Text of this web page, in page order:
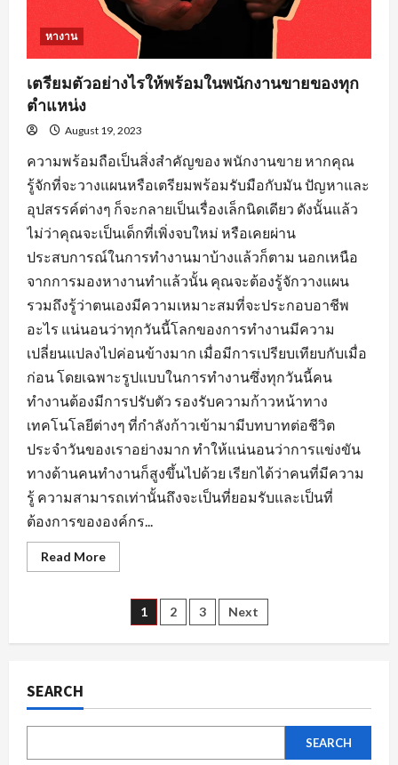
หางาน
เตรียมตัวอย่างไรให้พร้อมในพนักงานขายของทุก
ตำแหน่ง
August 19, 2023
ความพร้อมถือเป็นสิ่งสำคัญของ พนักงานขาย หากคุณ
รู้จักที่จะวางแผนหรือเตรียมพร้อมรับมือกับมัน ปัญหาและ
อุปสรรค์ต่างๆ ก็จะกลายเป็นเรื่องเล็กนิดเดียว ดังนั้นแล้ว
ไม่ว่าคุณจะเป็นเด็กที่เพิ่งจบใหม่ หรือเคยผ่าน
ประสบการณ์ในการทำงานมาบ้างแล้วก็ตาม นอกเหนือ
จากการมองหางานทำแล้วนั้น คุณจะต้องรู้จักวางแผน
รวมถึงรู้ว่าตนเองมีความเหมาะสมที่จะประกอบอาชีพ
อะไร แน่นอนว่าทุกวันนี้โลกของการทำงานมีความ
เปลี่ยนแปลงไปค่อนข้างมาก เมื่อมีการเปรียบเทียบกับเมื่อ
ก่อน โดยเฉพาะรูปแบบในการทำงานซึ่งทุกวันนี้คน
ทำงานต้องมีการปรับตัว รองรับความก้าวหน้าทาง
เทคโนโลยีต่างๆ ที่กำลังก้าวเข้ามามีบทบาทต่อชีวิต
ประจำวันของเราอย่างมาก ทำให้แน่นอนว่าการแข่งขัน
ทางด้านคนทำงานก็สูงขึ้นไปด้วย เรียกได้ว่าคนที่มีความ
รู้ ความสามารถเท่านั้นถึงจะเป็นที่ยอมรับและเป็นที่
ต้องการขององค์กร...
Read MoreRead
more
ตัวอย่าง
พร้อม
ทุก
Posts
pagination
1 2 3 Next
SEARCH
SEARCH